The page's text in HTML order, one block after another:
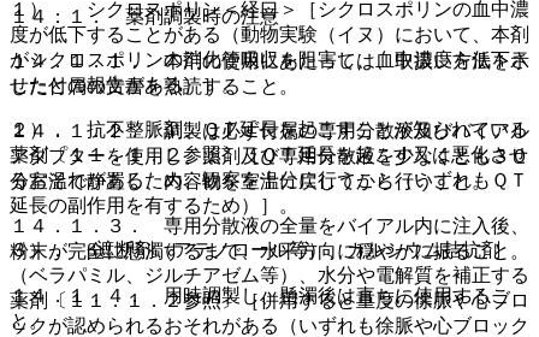
１４．１． 薬剤調製時の注意
１４．１．１． 本剤の使用にあたっては、取扱い方法を示
した付属の文書を熟読すること。
１４．１．２． 調製は必ず付属の専用分散液及びバイアル
アダプターを使用し、薬剤及び専用分散液を少なくとも３０
分室温で静置し、内容物を室温に戻してから行うこと。
１４．１．３． 専用分散液の全量をバイアル内に注入後、
粉末が完全に懸濁するまで、水平方向に穏やかに振ること。
１４．１．４． 用時調製し、懸濁後は直ちに使用するこ
と。
１）． シクロスポリン＜経口＞［シクロスポリンの血中濃
度が低下することがある（動物実験（イヌ）において、本剤
がシクロスポリンの消化管吸収を阻害し、血中濃度を低下さ
せたとの報告がある）］。
２）． 抗不整脈剤、ＱＴ延長を起こすことが知られている
薬剤〔１１．１．２参照〕［ＱＴ延長を起こす又は悪化させ
るおそれがあるため、観察を十分に行うこと（いずれもＱＴ
延長の副作用を有するため）］。
３）． β遮断剤（アテノロール等）、カルシウム拮抗剤
（ベラパミル、ジルチアゼム等）、水分や電解質を補正する
薬剤〔１１．１．２参照〕［併用すると重度の徐脈や心ブロ
ックが認められるおそれがある（いずれも徐脈や心ブロック